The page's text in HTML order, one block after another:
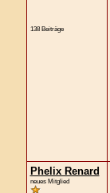
138 Beiträge
Phelix Renard
neues Mitglied